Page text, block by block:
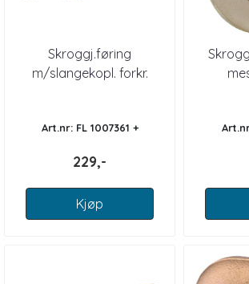
Skroggj.føring
m/slangekopl. forkr.
Art.nr: FL 1007361 +
229,-
Kjøp